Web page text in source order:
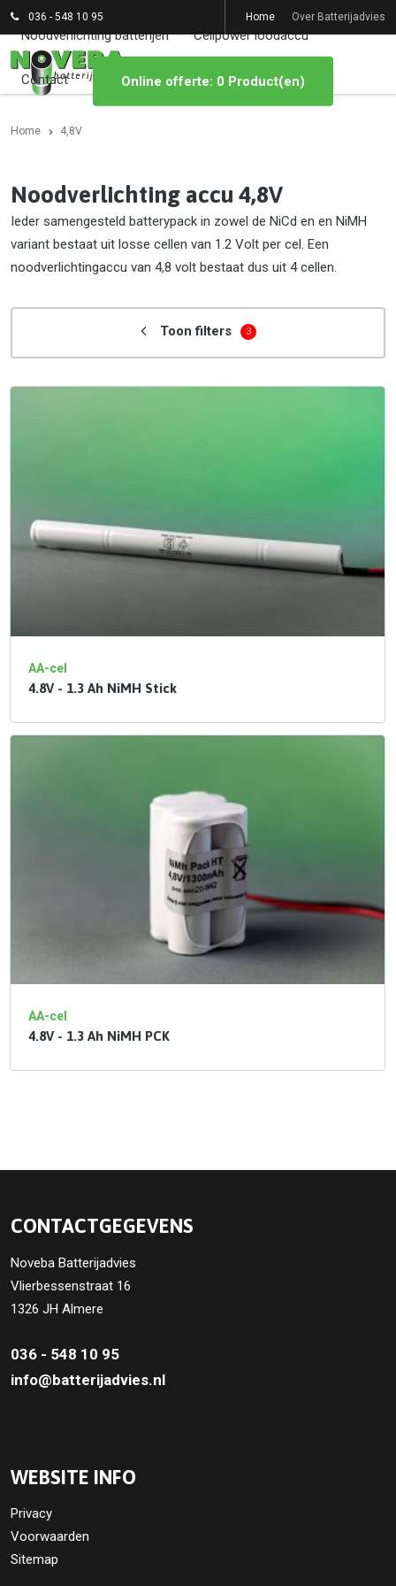
036 - 548 10 95 Home Over Batterijadvies
Noodverlichting batterijen Cellpower loodaccu
Contact Online offerte: 0 Product(en)
Home 4,8V
Noodverlichting accu 4,8V
Ieder samengesteld batterypack in zowel de NiCd en en NiMH
variant bestaat uit losse cellen van 1.2 Volt per cel. Een
noodverlichtingaccu van 4,8 volt bestaat dus uit 4 cellen.
Toon filters 3
AA-cel
4.8V - 1.3 Ah NiMH Stick
AA-cel
4.8V - 1.3 Ah NiMH PCK
CONTACTGEGEVENS
Noveba Batterijadvies
Vlierbessenstraat 16
1326 JH Almere
036 - 548 10 95
info@batterijadvies.nl
WEBSITE INFO
Privacy
Voorwaarden
Sitemap